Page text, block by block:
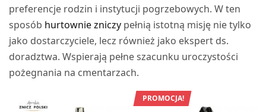
preferencje rodzin i instytucji pogrzebowych. W ten
sposób hurtownie zniczy pełnią istotną misję nie tylko
jako dostarczyciele, lecz również jako ekspert ds.
doradztwa. Wspierają pełne szacunku uroczystości
pożegnania na cmentarzach.
PROMOCJA!